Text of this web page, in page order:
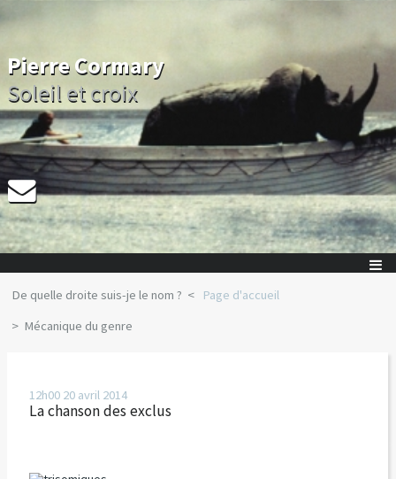
Pierre Cormary
Soleil et croix
De quelle droite suis-je le nom ?
Page d'accueil
Mécanique du genre
12h00 20 avril 2014
La chanson des exclus